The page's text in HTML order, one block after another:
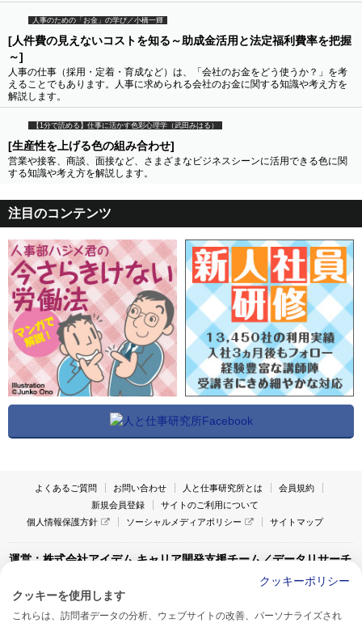
人事のための「お金」の学び／小橋一輝
[人件費の見えないコストを知る～助成金活用と法定福利費率を把握
～]
人事の仕事（採用・定着・育成など）は、「会社のお金をどう使うか？」を考
えることでもあります。人事に求められる会社のお金に関する知識や考え方を
解説します。
【1分で読める】仕事に活かす色彩心理学（武田みはる）
[生産性を上げる色の組み合わせ]
営業や接客、商談、面接など、さまざまなビジネスシーンに活用できる色に関
する知識や考え方を解説します。
注目のコンテンツ
よくあるご質問 お問い合わせ 人と仕事研究所とは
会員規約
新規会員登録
サイトのご利用について
個人情報保護方針
ソーシャルメディアポリシー サイトマップ
運営：株式会社アイデム キャリア開発支援チーム／データリサーチ
〒160-0022 東京都新宿区新宿1-4-10
アイデム本社ビル TEL:03-5269-6020
クッキーポリシー
クッキーを使用します
これらは、訪問者データの分析、ウェブサイトの改善、パーソナライズされ